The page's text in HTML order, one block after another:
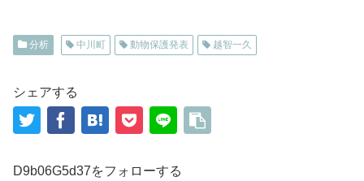
分析 中川町 動物保護発表 越智一久
シェアする
D9b06G5d37をフォローする